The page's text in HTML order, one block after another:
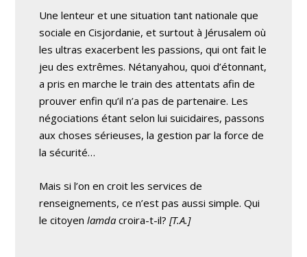
Une lenteur et une situation tant nationale que
sociale en Cisjordanie, et surtout à Jérusalem où
les ultras exacerbent les passions, qui ont fait le
jeu des extrêmes. Nétanyahou, quoi d’étonnant,
a pris en marche le train des attentats afin de
prouver enfin qu’il n’a pas de partenaire. Les
négociations étant selon lui suicidaires, passons
aux choses sérieuses, la gestion par la force de
la sécurité…
Mais si l’on en croit les services de
renseignements, ce n’est pas aussi simple. Qui
le citoyenlamda croira-t-il?[T.A.]